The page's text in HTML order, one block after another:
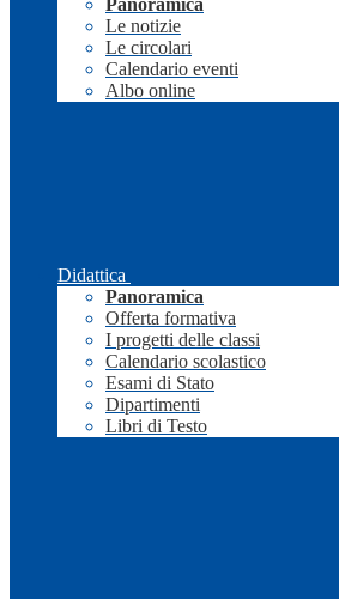
Panoramica
Le notizie
Le circolari
Calendario eventi
Albo online
Didattica
Panoramica
Offerta formativa
I progetti delle classi
Calendario scolastico
Esami di Stato
Dipartimenti
Libri di Testo